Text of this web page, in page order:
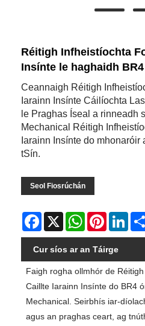
Réitigh Infheistíochta
Insínte le haghaidh BR4
Ceannaigh Réitigh
Iarainn Insínte Cáilíochta
le Praghas Íseal a rinneadh
Mechanical Réitigh
Iarainn Insínte do
tSín.
Seol Fiosrúchán
Facebook
X WhatsAppPinterest
Cur síos ar an Táirge
Faigh rogha ollmhór de
Caillte Iarainn Insínte do BR4
Mechanical. Seirbhís iar-
agus an praghas ceart, ag